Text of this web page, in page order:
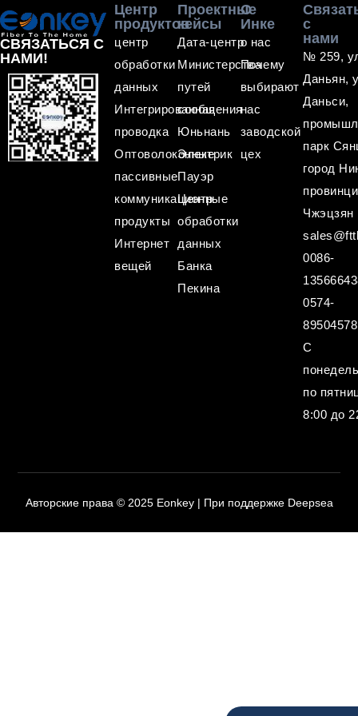
Центр
продуктов
центр
обработки
данных
Интегрированная
проводка
Оптоволоконные
пассивные
коммуникационные
продукты
Интернет
вещей
Проектные
кейсы
Дата-центр
Министерства
путей
сообщения
Юньнань
Электрик
Пауэр
Центр
обработки
данных
Банка
Пекина
О
Инке
о нас
Почему
выбирают
нас
заводской
цех
с
нами
№ 259,
Даньян,
Даньси,
парк
город
Чжэцзян
0086-
0574-
89504578
С
по
8:00 до
СВЯЗАТЬСЯ С
НАМИ!
Авторские права © 2025 Eonkey | При поддержке Deepsea